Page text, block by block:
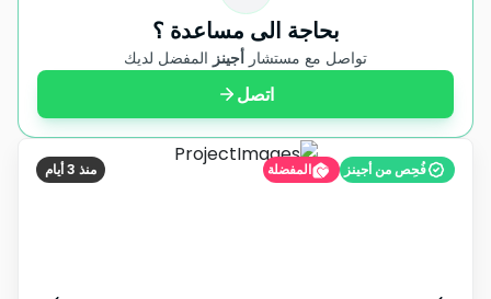
بحاجة الى مساعدة ؟
تواصل مع مستشار أجينز المفضل لديك
اتصل
منذ 3 أيام فُحِص من أجينز المفضلة